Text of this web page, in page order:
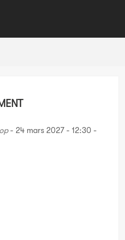
- 24 mars 2027 - 12:30 -